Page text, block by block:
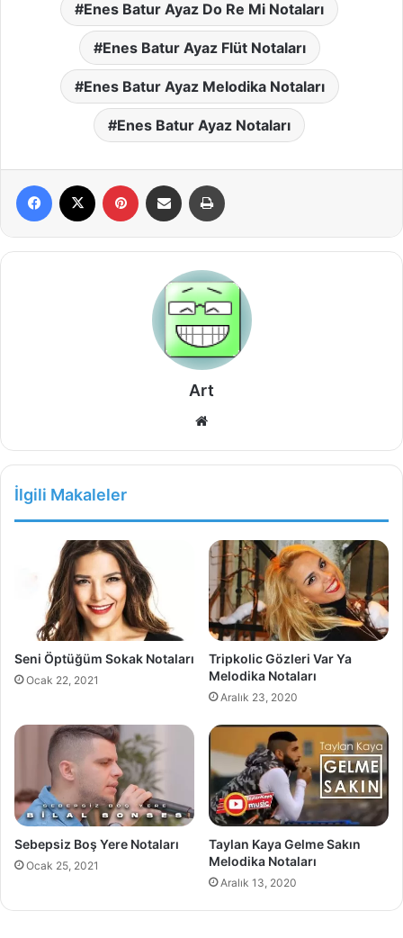
Enes Batur Ayaz Do Re Mi Notaları
Enes Batur Ayaz Flüt Notaları
Enes Batur Ayaz Melodika Notaları
Enes Batur Ayaz Notaları
Facebook Pinterest E-Posta ile paylaş
Art
İlgili Makaleler
Seni Öptüğüm Sokak Notaları
Ocak 22, 2021
Tripkolic Gözleri Var Ya
Melodika Notaları
Aralık 23, 2020
Sebepsiz Boş Yere Notaları
Ocak 25, 2021
Taylan Kaya Gelme Sakın
Melodika Notaları
Aralık 13, 2020